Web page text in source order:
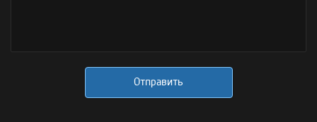
Отправить